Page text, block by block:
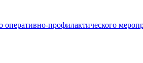
оперативно-профилактического